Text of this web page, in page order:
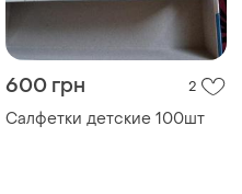
600 грн 2
Салфетки детские 100шт